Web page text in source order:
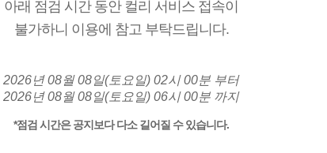
아래 점검 시간 동안 컬리 서비스 접속이
불가하니 이용에 참고 부탁드립니다.
2026년 08월 08일(토요일) 02시 00분 부터
2026년 08월 08일(토요일) 06시 00분 까지
*점검 시간은 공지보다 다소 길어질 수 있습니다.